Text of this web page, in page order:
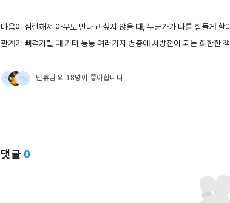
마음이 심란해져 아무도 만나고 싶지 않을 때, 누군가가 나를 힘들게
관계가 삐걱거릴 때 기타 등등 여러가지 병증에 처방전이 되는 희한한
민휴님 외 18명이 좋아합니다
댓글 0